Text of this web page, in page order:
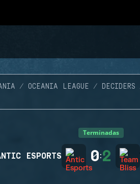
OCEANIA LEAGUE DECIDERS
Terminadas
ESPORTS 0:2